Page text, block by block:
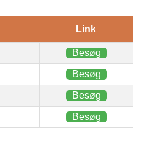
Link
Besøg
Besøg
Besøg
Besøg